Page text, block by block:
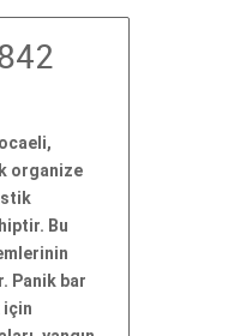
organize
Bu
Panik bar
için